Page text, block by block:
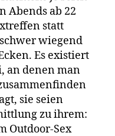
Abends ab 22
statt
wiegend
Es existiert
an denen man
sie seien
zu ihrem:
Outdoor-Sex